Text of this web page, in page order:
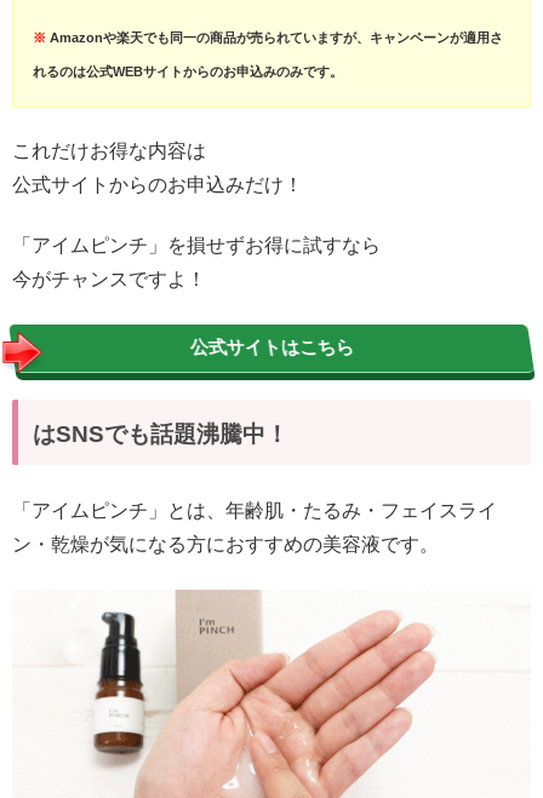
※ Amazonや楽天でも同一の商品が売られていますが、キャンペーンが適用さ
れるのは公式WEBサイトからのお申込みのみです。
これだけお得な内容は
公式サイトからのお申込みだけ！
「アイムピンチ」を損せずお得に試すなら
今がチャンスですよ！
公式サイトはこちら
はSNSでも話題沸騰中！
「アイムピンチ」とは、年齢肌・たるみ・フェイスライ
ン・乾燥が気になる方におすすめの美容液です。